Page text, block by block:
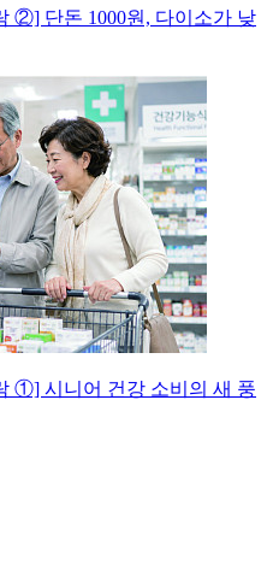
②] 단돈 1000원, 다이소가 낮
①] 시니어 건강 소비의 새 풍